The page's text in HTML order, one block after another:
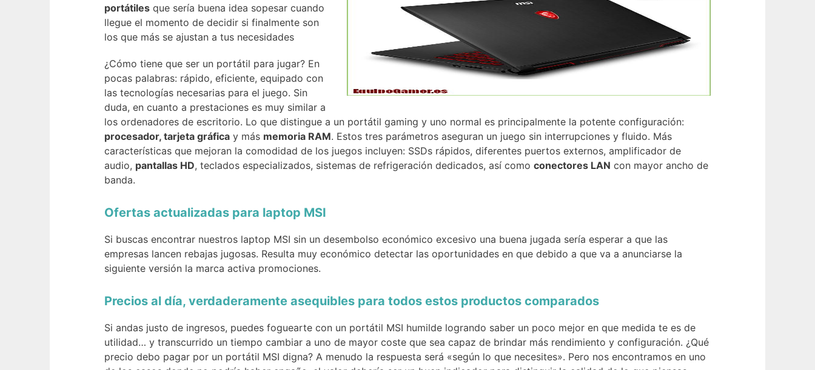
portátiles que sería buena idea sopesar cuando
llegue el momento de decidir si finalmente son
los que más se ajustan a tus necesidades
¿Cómo tiene que ser un portátil para jugar? En
pocas palabras: rápido, eficiente, equipado con
las tecnologías necesarias para el juego. Sin
duda, en cuanto a prestaciones es muy similar a
los ordenadores de escritorio. Lo que distingue a un portátil gaming y uno normal es principalmente la potente configuración:
procesador, tarjeta gráfica y más memoria RAM. Estos tres parámetros aseguran un juego sin interrupciones y fluido. Más
características que mejoran la comodidad de los juegos incluyen: SSDs rápidos, diferentes puertos externos, amplificador de
audio, pantallas HD, teclados especializados, sistemas de refrigeración dedicados, así como conectores LAN con mayor ancho de
banda.
Ofertas actualizadas para laptop MSI
Si buscas encontrar nuestros laptop MSI sin un desembolso económico excesivo una buena jugada sería esperar a que las
empresas lancen rebajas jugosas. Resulta muy económico detectar las oportunidades en que debido a que va a anunciarse la
siguiente versión la marca activa promociones.
Precios al día, verdaderamente asequibles para todos estos productos comparados
Si andas justo de ingresos, puedes foguearte con un portátil MSI humilde logrando saber un poco mejor en que medida te es de
utilidad… y transcurrido un tiempo cambiar a uno de mayor coste que sea capaz de brindar más rendimiento y configuración. ¿Qué
precio debo pagar por un portátil MSI digna? A menudo la respuesta será «según lo que necesites». Pero nos encontramos en uno